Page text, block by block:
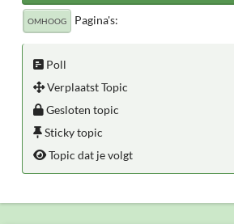
OMHOOG Pagina's
Poll
Verplaatst Topic
Gesloten topic
Sticky topic
Topic dat je volgt